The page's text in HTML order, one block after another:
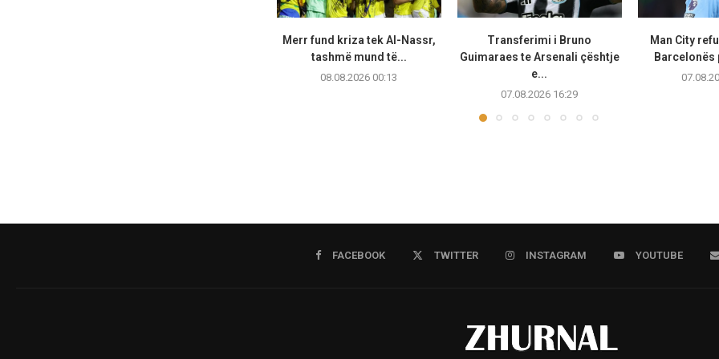
Merr fund kriza tek Al-Nassr,
tashmë mund të...
08.08.2026 00:13
Transferimi i Bruno
Guimaraes te Arsenali çështje
e...
07.08.2026 16:29
Man City
Barcelonës
FACEBOOK TWITTER INSTAGRAM YOUTUBE